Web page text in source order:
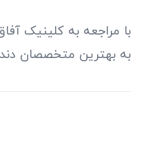
با مراجعه به کلینیک
به بهترین‌ متخصصان